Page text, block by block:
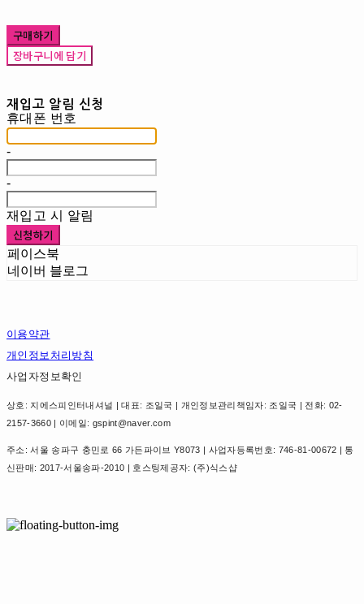
구매하기
장바구니에 담기
재입고 알림 신청
휴대폰 번호
-
-
재입고 시 알림
신청하기
페이스북
네이버 블로그
이용약관
개인정보처리방침
사업자정보확인
상호: 지에스피인터내셔널 | 대표: 조일국 | 개인정보관리책임자: 조일국 | 전화: 02-
2157-3660 | 이메일: gspint@naver.com
주소: 서울 송파구 충민로 66 가든파이브 Y8073 | 사업자등록번호: 746-81-00672 | 통
신판매: 2017-서울송파-2010 | 호스팅제공자: (주)식스샵